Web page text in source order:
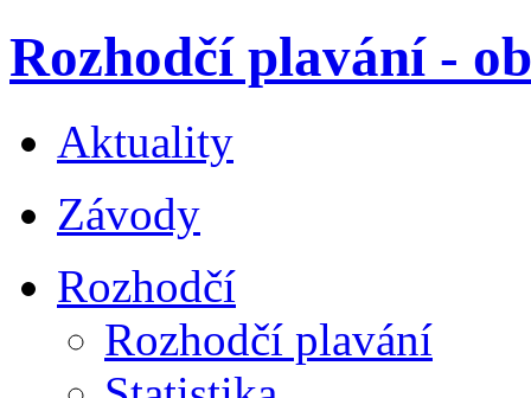
Rozhodčí plavání -
Aktuality
Závody
Rozhodčí
Rozhodčí plavání